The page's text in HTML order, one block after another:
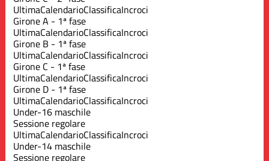
UltimaCalendarioClassificaIncroci
Girone A - 1ª fase
UltimaCalendarioClassificaIncroci
Girone B - 1ª fase
UltimaCalendarioClassificaIncroci
Girone C - 1ª fase
UltimaCalendarioClassificaIncroci
Girone D - 1ª fase
UltimaCalendarioClassificaIncroci
Under-16 maschile
Sessione regolare
UltimaCalendarioClassificaIncroci
Under-14 maschile
Sessione regolare